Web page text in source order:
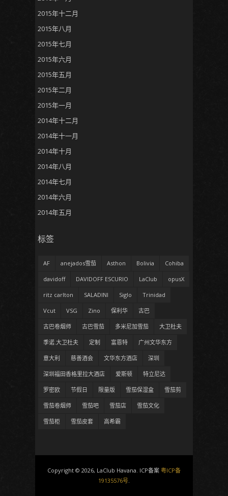
2015年十二月
2015年八月
2015年七月
2015年六月
2015年五月
2015年二月
2015年一月
2014年十二月
2014年十一月
2014年十月
2014年八月
2014年七月
2014年六月
2014年五月
标签
AF anejados雪茄 Asthon Bolivia Cohiba
davidoff DAVIDOFF ESCURIO LaClub opusX
ritz carlton SALADINI Siglo Trinidad
Vcut VSG Zino 保利华 古巴
古巴卷烟师 古巴雪茄 多米尼加雪茄 大卫杜夫
季诺.大卫杜夫 定制 富恩特 广州文华东方
意大利 慈善酒会 文华东方酒店 深圳
深圳福田香格里拉大酒店 爱斯顿 特立尼达
罗密欧 节假日 限量版 雪茄保湿盒 雪茄剪
雪茄卷烟师 雪茄吧 雪茄店 雪茄文化
雪茄柜 雪茄皮套 高希霸
Copyright © 2026, LaClub Havana. ICP备案 粤ICP备
19135576号.